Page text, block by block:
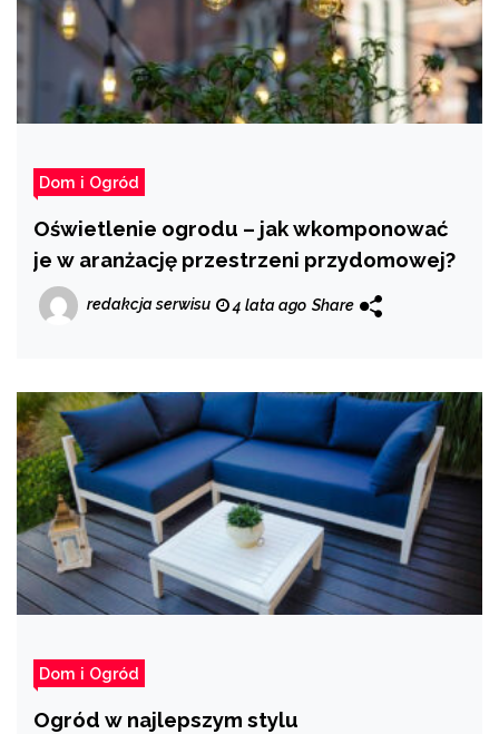
Dom i Ogród
Oświetlenie ogrodu – jak wkomponować
je w aranżację przestrzeni przydomowej?
redakcja serwisu 4 lata ago Share
Dom i Ogród
Ogród w najlepszym stylu